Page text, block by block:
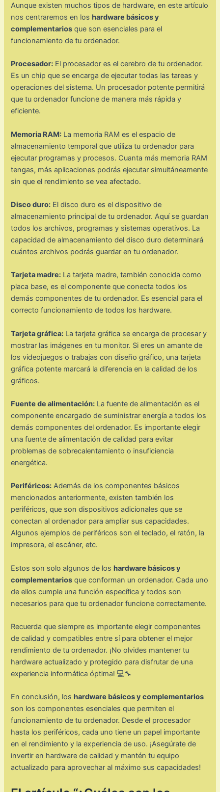
Aunque existen muchos tipos de hardware, en este artículo
nos centraremos en los hardware básicos y
complementarios que son esenciales para el
funcionamiento de tu ordenador.
Procesador: El procesador es el cerebro de tu ordenador.
Es un chip que se encarga de ejecutar todas las tareas y
operaciones del sistema. Un procesador potente permitirá
que tu ordenador funcione de manera más rápida y
eficiente.
Memoria RAM: La memoria RAM es el espacio de
almacenamiento temporal que utiliza tu ordenador para
ejecutar programas y procesos. Cuanta más memoria RAM
tengas, más aplicaciones podrás ejecutar simultáneamente
sin que el rendimiento se vea afectado.
Disco duro: El disco duro es el dispositivo de
almacenamiento principal de tu ordenador. Aquí se guardan
todos los archivos, programas y sistemas operativos. La
capacidad de almacenamiento del disco duro determinará
cuántos archivos podrás guardar en tu ordenador.
Tarjeta madre: La tarjeta madre, también conocida como
placa base, es el componente que conecta todos los
demás componentes de tu ordenador. Es esencial para el
correcto funcionamiento de todos los hardware.
Tarjeta gráfica: La tarjeta gráfica se encarga de procesar y
mostrar las imágenes en tu monitor. Si eres un amante de
los videojuegos o trabajas con diseño gráfico, una tarjeta
gráfica potente marcará la diferencia en la calidad de los
gráficos.
Fuente de alimentación: La fuente de alimentación es el
componente encargado de suministrar energía a todos los
demás componentes del ordenador. Es importante elegir
una fuente de alimentación de calidad para evitar
problemas de sobrecalentamiento o insuficiencia
energética.
Periféricos: Además de los componentes básicos
mencionados anteriormente, existen también los
periféricos, que son dispositivos adicionales que se
conectan al ordenador para ampliar sus capacidades.
Algunos ejemplos de periféricos son el teclado, el ratón, la
impresora, el escáner, etc.
Estos son solo algunos de los hardware básicos y
complementarios que conforman un ordenador. Cada uno
de ellos cumple una función específica y todos son
necesarios para que tu ordenador funcione correctamente.
Recuerda que siempre es importante elegir componentes
de calidad y compatibles entre sí para obtener el mejor
rendimiento de tu ordenador. ¡No olvides mantener tu
hardware actualizado y protegido para disfrutar de una
experiencia informática óptima! 💻🔧
En conclusión, los hardware básicos y complementarios
son los componentes esenciales que permiten el
funcionamiento de tu ordenador. Desde el procesador
hasta los periféricos, cada uno tiene un papel importante
en el rendimiento y la experiencia de uso. ¡Asegúrate de
invertir en hardware de calidad y mantén tu equipo
actualizado para aprovechar al máximo sus capacidades!